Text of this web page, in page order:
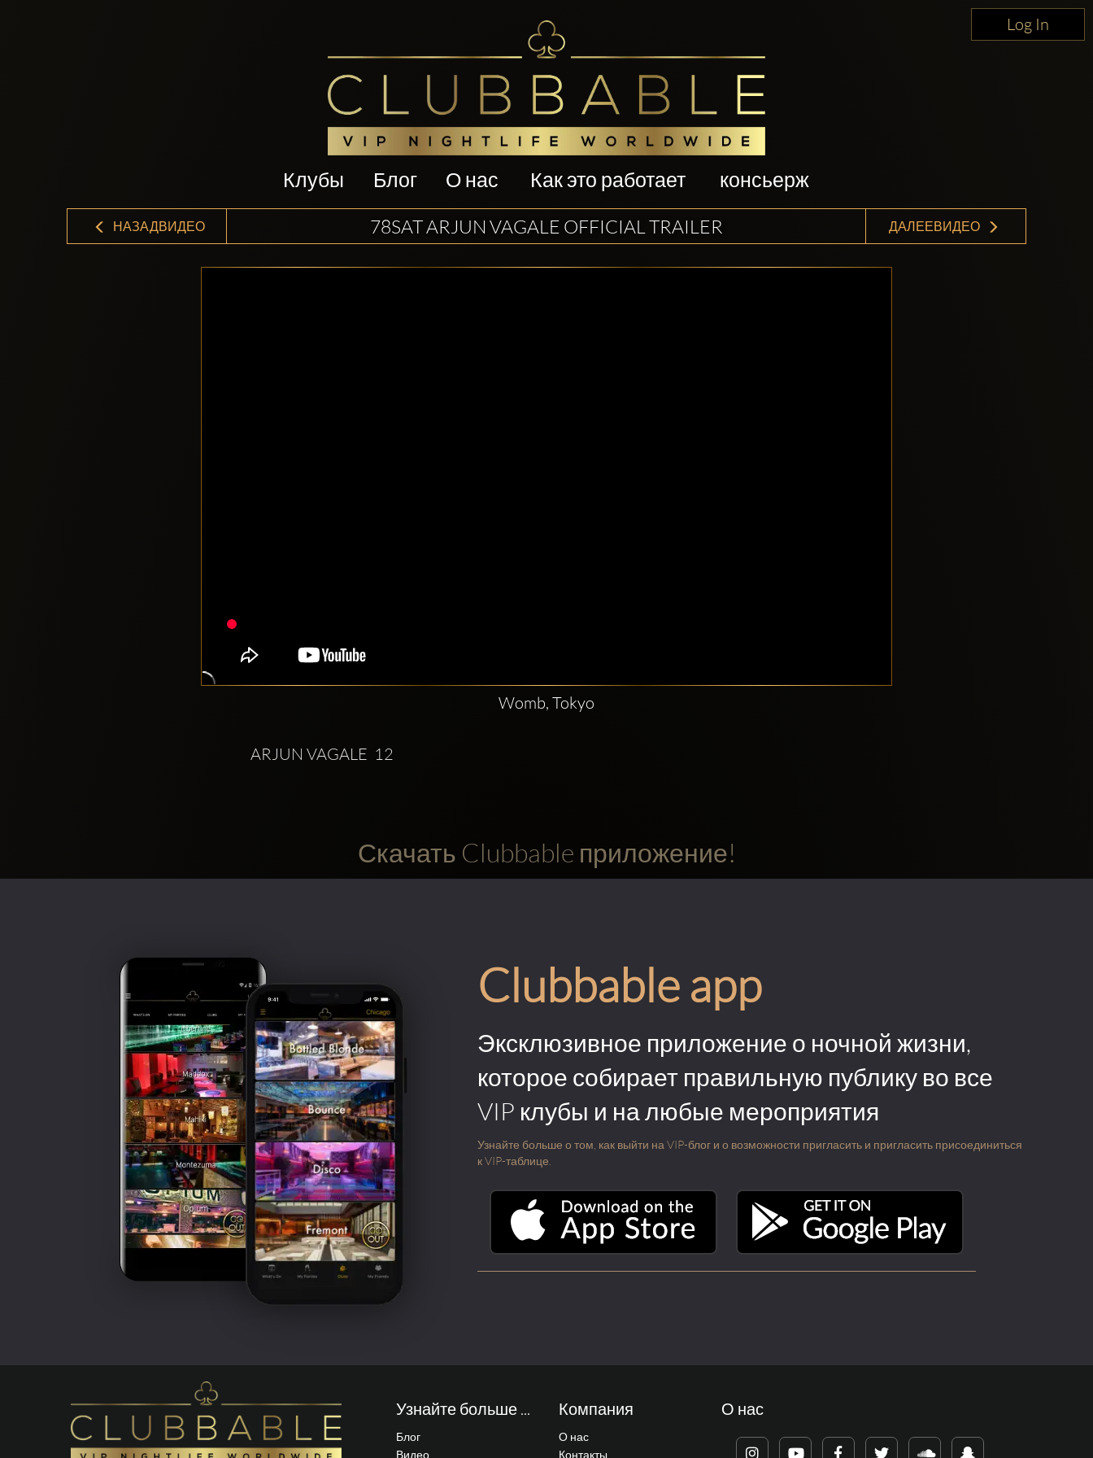
Log In
Клубы Блог О нас Как это работает консьерж
НАЗАДВИДЕО 78SAT ARJUN VAGALE OFFICIAL TRAILER ДАЛЕЕВИДЕО
Womb, Tokyo
ARJUN VAGALE  12
Скачать Clubbable приложение!
Clubbable app
Эксклюзивное приложение о ночной жизни,
которое собирает правильную публику во все
VIP клубы и на любые мероприятия
Узнайте больше о том, как выйти на VIP-блог и о возможности пригласить и пригласить присоединиться
к VIP-таблице.
Узнайте больше ...
Блог
Видео
Компания
О нас
Контакты
О нас